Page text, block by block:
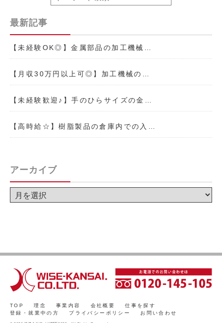
最新記事
【未経験OK◎】金属部品の加工機械…
【月収30万円以上可◎】加工機械の…
【未経験歓迎♪】手のひらサイズの金…
【高時給☆】樹脂製品の倉庫内での入…
アーカイブ
TOP 理念 事業内容 会社概要
仕事を探す
登録・就業中の方
プライバシーポリシー お問い合わせ